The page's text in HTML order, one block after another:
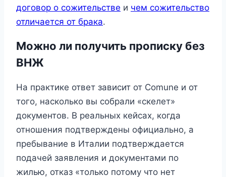
договор о сожительстве и чем сожительство
отличается от брака.
Можно ли получить прописку без
ВНЖ
На практике ответ зависит от Comune и от
того, насколько вы собрали «скелет»
документов. В реальных кейсах, когда
отношения подтверждены официально, а
пребывание в Италии подтверждается
подачей заявления и документами по
жилью, отказ «только потому что нет